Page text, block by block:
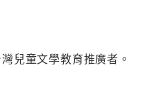
兒童文學教育推廣者。